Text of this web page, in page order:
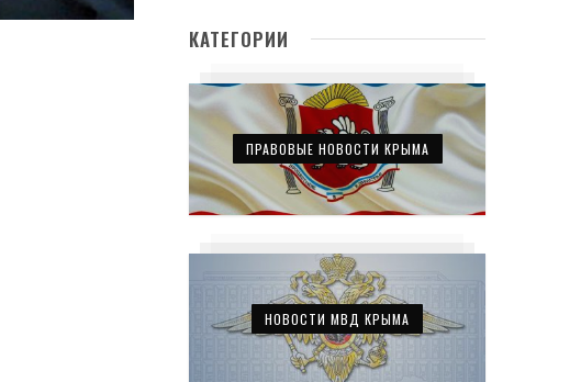
КАТЕГОРИИ
ПРАВОВЫЕ НОВОСТИ КРЫМА
НОВОСТИ МВД КРЫМА